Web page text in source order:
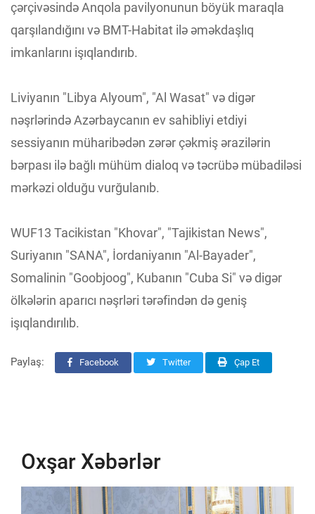
çərçivəsində Anqola pavilyonunun böyük maraqla
qarşılandığını və BMT-Habitat ilə əməkdaşlıq
imkanlarını işıqlandırıb.
Liviyanın "Libya Alyoum", "Al Wasat" və digər
nəşrlərində Azərbaycanın ev sahibliyi etdiyi
sessiyanın müharibədən zərər çəkmiş ərazilərin
bərpası ilə bağlı mühüm dialoq və təcrübə mübadiləsi
mərkəzi olduğu vurğulanıb.
WUF13 Tacikistan "Khovar", "Tajikistan News",
Suriyanın "SANA", İordaniyanın "Al-Bayader",
Somalinin "Goobjoog", Kubanın "Cuba Si" və digər
ölkələrin aparıcı nəşrləri tərəfindən də geniş
işıqlandırılıb.
Paylaş: Facebook Twitter Çap Et
Oxşar Xəbərlər